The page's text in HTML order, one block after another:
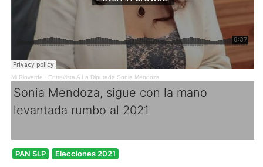
Mi Rioverde · Entrevista A La Diputada Sonia Mendoza
Sonia Mendoza, sigue con la mano
levantada rumbo al 2021
PAN SLP Elecciones 2021